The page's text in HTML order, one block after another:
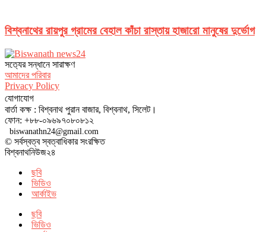
বিশ্বনাথের রায়পুর গ্রামের বেহাল কাঁচা রাস্তায় হাজারো মানুষের দুর্ভোগ
সত‌্যের সন্ধানে সারাক্ষণ
আমাদের পরিবার
Privacy Policy
যোগাযোগ
বার্তা কক্ষ : বিশ্বনাথ পুরান বাজার, বিশ্বনাথ, সিলেট।
ফোন: +৮৮-০৯৬৯৭০৮০৮১২
biswanathn24@gmail.com
© সর্বস্বত্ব স্বত্বাধিকার সংরক্ষিত
বিশ্বনাথনিউজ২৪
ছবি
ভিডিও
আর্কাইভ
ছবি
ভিডিও